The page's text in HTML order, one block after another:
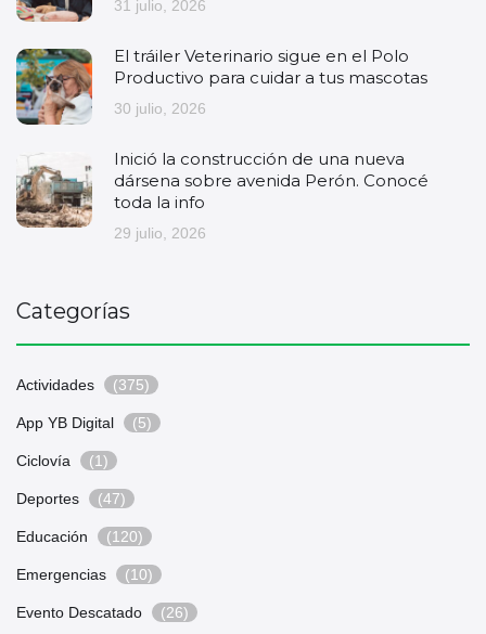
31 julio, 2026
El tráiler Veterinario sigue en el Polo
Productivo para cuidar a tus mascotas
30 julio, 2026
Inició la construcción de una nueva
dársena sobre avenida Perón. Conocé
toda la info
29 julio, 2026
Categorías
Actividades (375)
App YB Digital (5)
Ciclovía (1)
Deportes (47)
Educación (120)
Emergencias (10)
Evento Descatado (26)